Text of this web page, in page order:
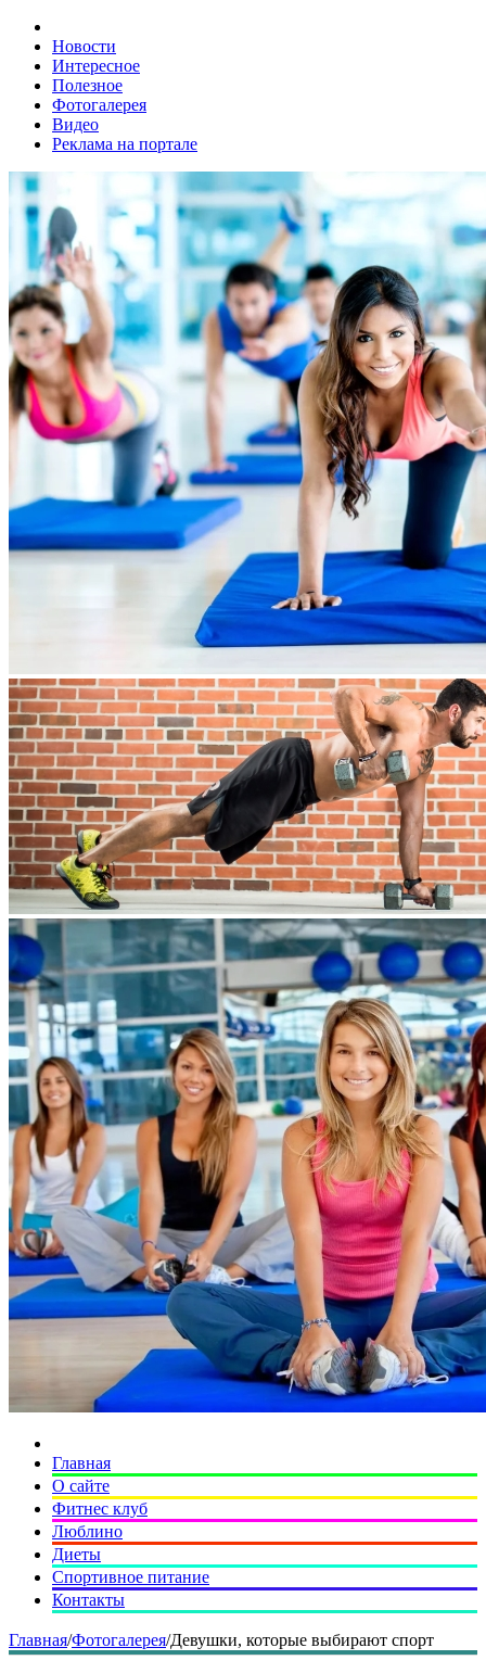
Новости
Интересное
Полезное
Фотогалерея
Видео
Реклама на портале
Главная
О сайте
Фитнес клуб
Люблино
Диеты
Спортивное питание
Контакты
Главная/Фотогалерея/Девушки, которые выбирают спорт